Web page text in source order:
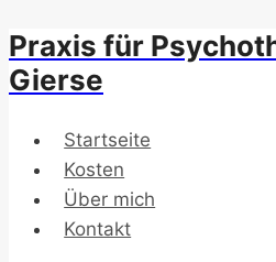
Zum
Inhalt
springen
Praxis für
Gierse
Startseite
Kosten
Über mich
Kontakt